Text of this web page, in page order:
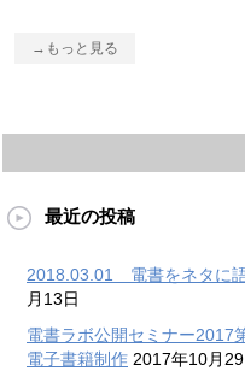
→もっと見る
最近の投稿
2018.03.01 電書をネタに
月13日
電書ラボ公開セミナー
電子書籍制作 2017年10月29